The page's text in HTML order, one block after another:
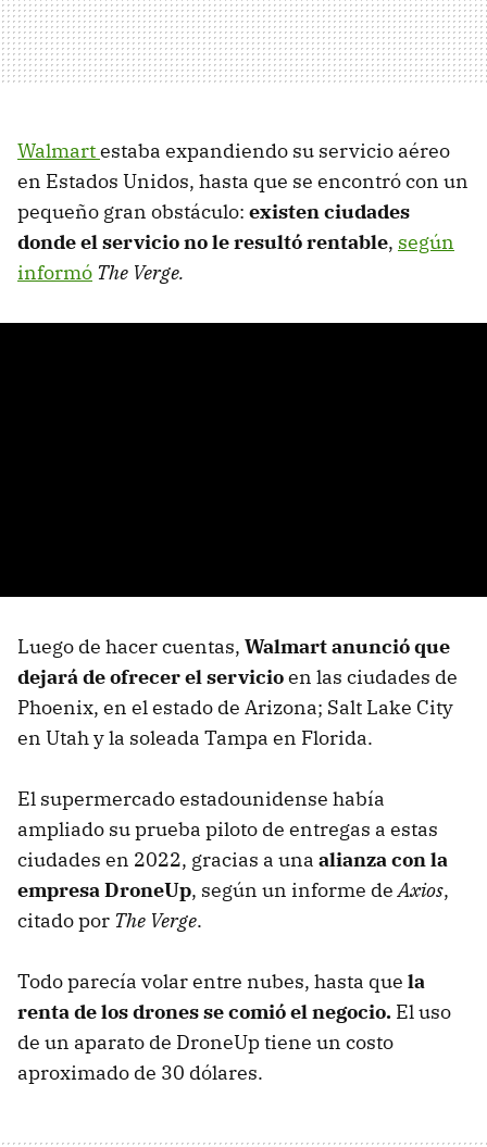
Walmartestaba expandiendo su servicio aéreo
en Estados Unidos, hasta que se encontró con un
pequeño gran obstáculo: existen ciudades
donde el servicio no le resultó rentable, según
informó The Verge.
Luego de hacer cuentas, Walmart anunció que
dejará de ofrecer el servicioen las ciudades de
Phoenix, en el estado de Arizona; Salt Lake City
en Utah y la soleada Tampa en Florida.
El supermercado estadounidense había
ampliado su prueba piloto de entregas a estas
ciudades en 2022, gracias a una alianza con la
empresa DroneUp, según un informe deAxios,
citado por The Verge.
Todo parecía volar entre nubes, hasta que la
renta de los drones se comió el negocio. El uso
de un aparato de DroneUp tiene un costo
aproximado de 30 dólares.